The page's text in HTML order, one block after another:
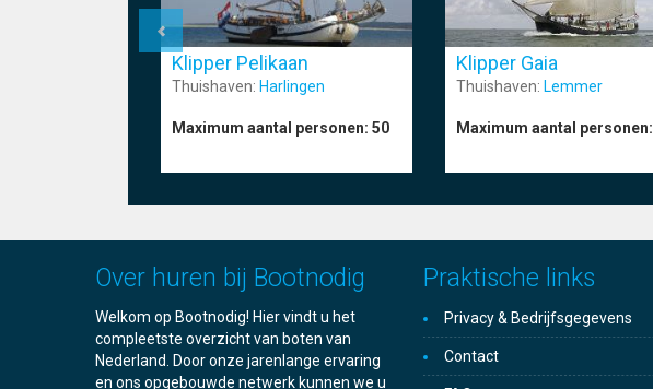
Klipper Pelikaan
Thuishaven: Harlingen
Maximum aantal personen: 50
Klipper Gaia
Thuishaven: Lemmer
Maximum aantal personen:
Over huren bij Bootnodig
Welkom op Bootnodig! Hier vindt u het
compleetste overzicht van boten van
Nederland. Door onze jarenlange ervaring
en ons opgebouwde netwerk kunnen we u
Praktische links
Privacy & Bedrijfsgegevens
Contact